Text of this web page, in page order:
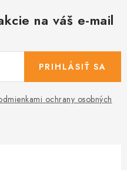
na váš e-mail
ochrany osobných
PRIHLÁSIŤ SA